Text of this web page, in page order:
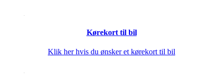
Kørekort til bil
Klik her hvis du ønsker et kørekort til bil